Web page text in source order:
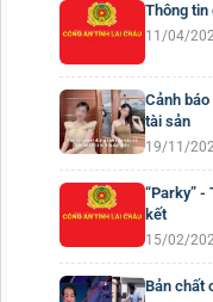
Thông tin
11/04/
Cảnh
tài sản
19/11/
“Parky”
kết
15/02/
Bản chất